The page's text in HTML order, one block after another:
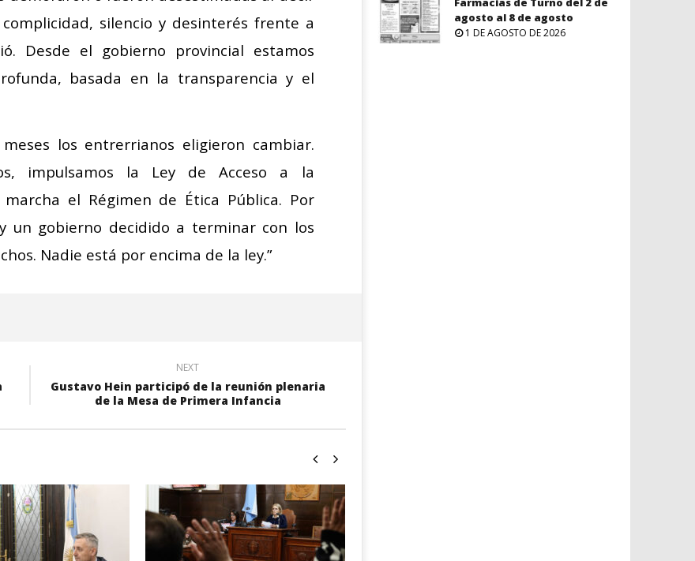
silencio y desinterés frente a
Desde el gobierno provincial estamos
basada en la transparencia y el
los entrerrianos eligieron cambiar.
impulsamos la Ley de Acceso a la
el Régimen de Ética Pública. Por
un gobierno decidido a terminar con los
Nadie está por encima de la ley.”
NEXT
Gustavo Hein participó de la reunión plenaria
de la Mesa de Primera Infancia
agosto al 8 de agosto
1 DE AGOSTO DE 2026